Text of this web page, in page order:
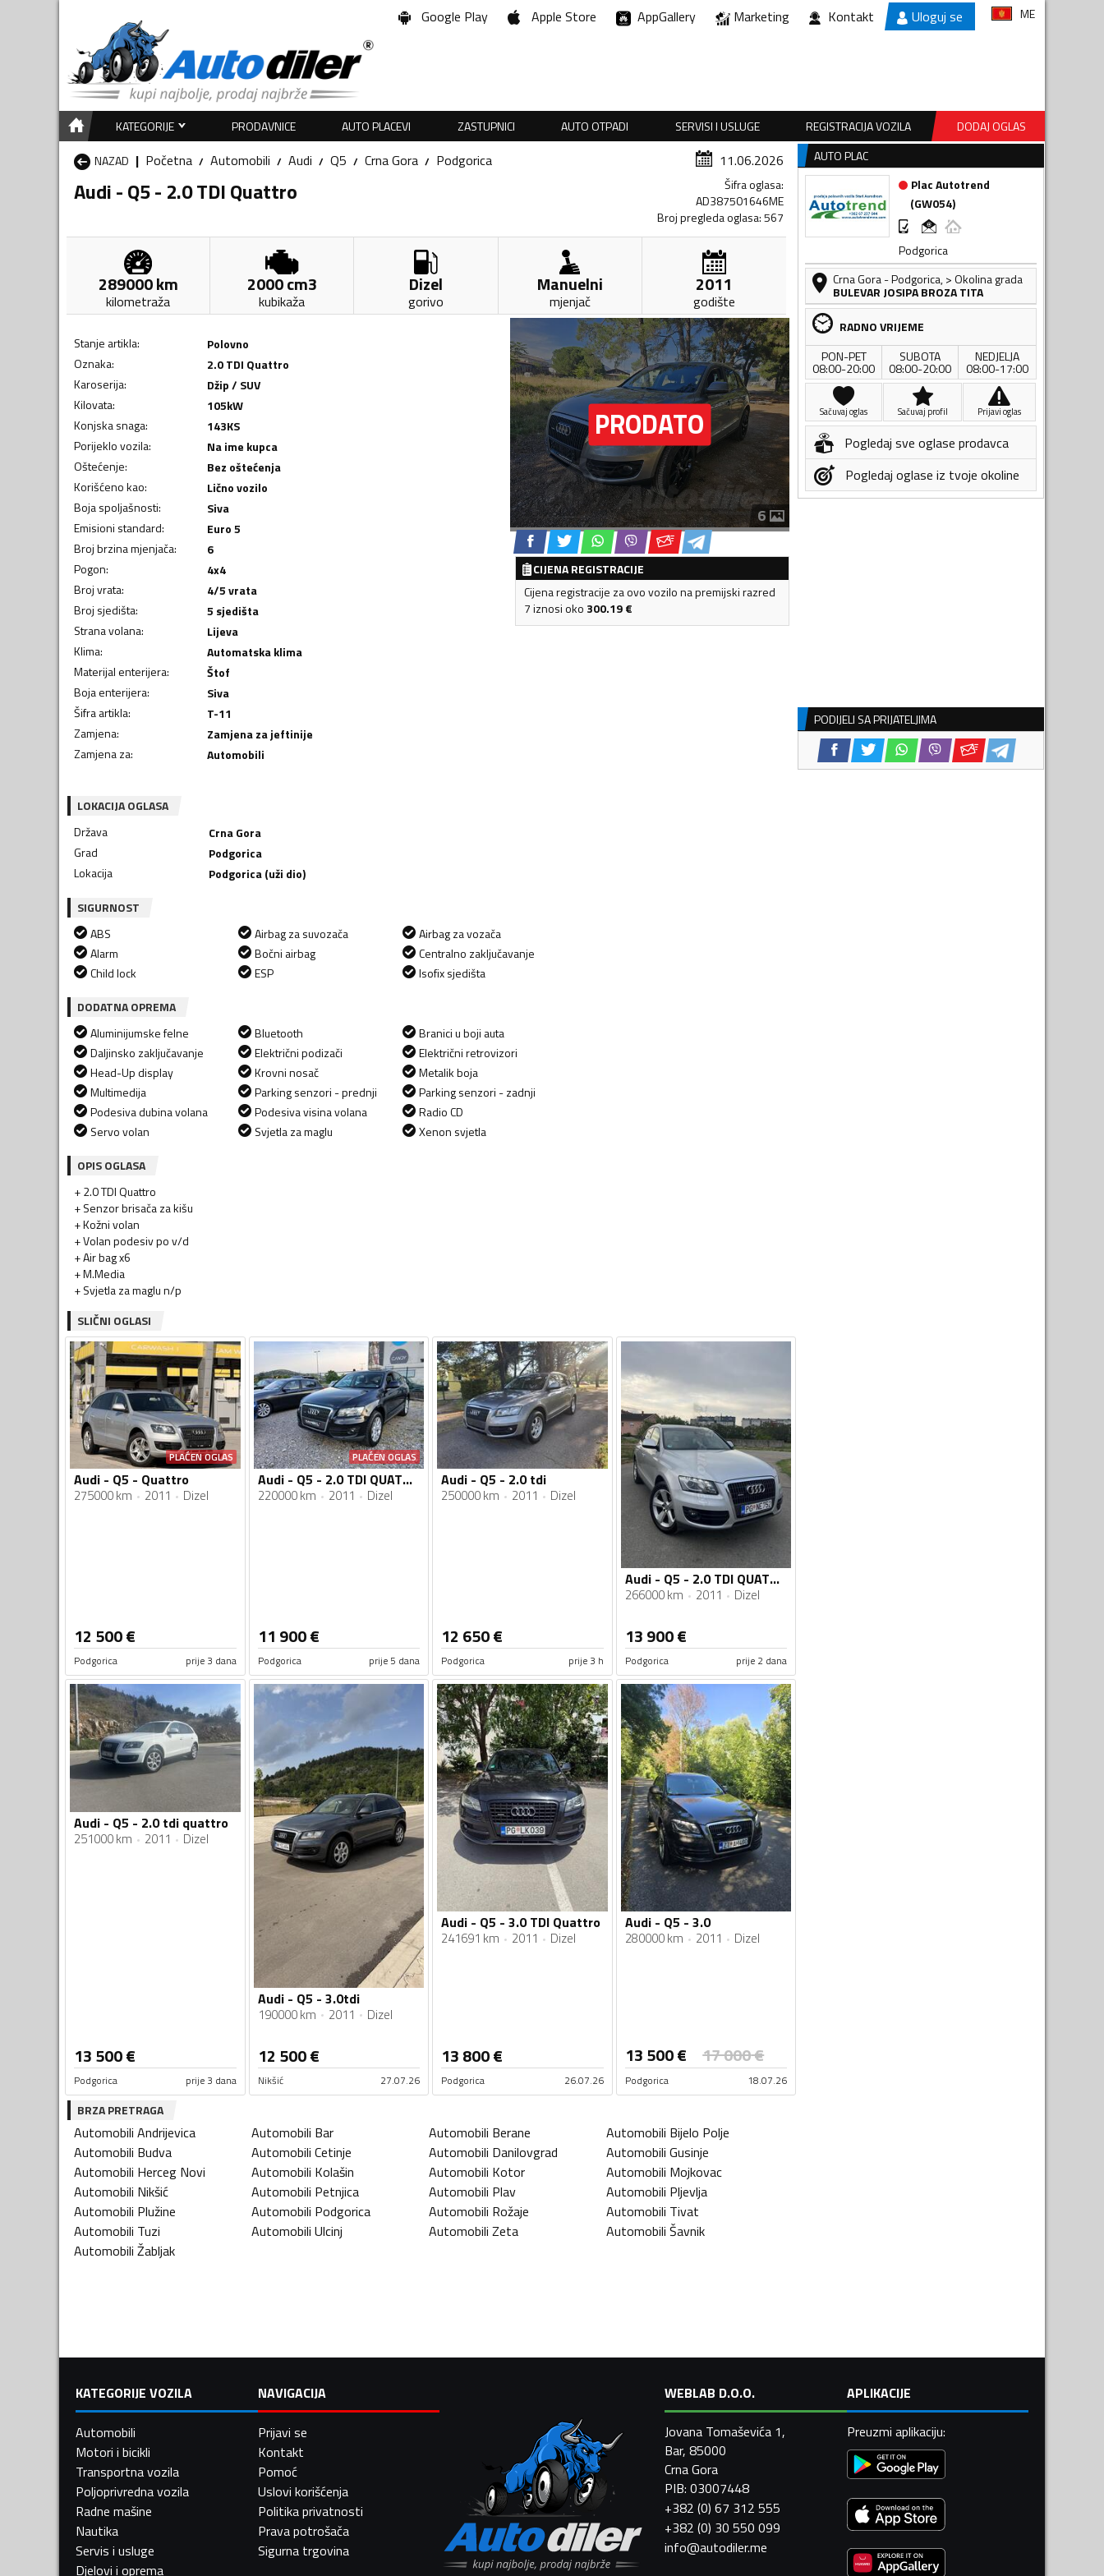
Google Play Apple Store AppGallery Marketing Kontakt Uloguj se ME
KATEGORIJE PRODAVNICE AUTO PLACEVI ZASTUPNICI AUTO OTPADI SERVISI I USLUGE REGISTRACIJA VOZILA
DODAJ OGLAS
NAZAD
Početna Automobili Audi Q5 Crna Gora Podgorica 11.06.2026
Audi - Q5 - 2.0 TDI Quattro Šifra oglasa:
AD387501646ME
Broj pregleda oglasa:567
289000km
kilometraža
2000cm3
kubikaža
Dizel
gorivo
Manuelni
mjenjač
2011
godište
Stanje artikla:
Polovno
Oznaka:
2.0 TDI Quattro
Karoserija:
Džip / SUV
Kilovata: 105kW
Konjska snaga: 143KS
Porijeklo vozila:
Na ime kupca
Oštećenje:
Bez oštećenja
Korišćeno kao:
Lično vozilo
Boja spoljašnosti:
Siva
Emisioni standard:
Euro 5
Broj brzina mjenjača:
6
Pogon:
4x4
Broj vrata:
4/5 vrata
Broj sjedišta:
5 sjedišta
Strana volana:
Lijeva
Klima:
Automatska klima
Materijal enterijera:
Štof
Boja enterijera:
Siva
Šifra artikla:
T-11
Zamjena:
Zamjena za jeftinije
Zamjena za: Automobili
6
CIJENA REGISTRACIJE
Cijena registracije za ovo vozilo na premijski razred
7 iznosi oko 300.19€
LOKACIJA OGLASA
Država
Crna Gora
Grad
Podgorica
Lokacija
Podgorica (uži dio)
SIGURNOST
ABS
Alarm
Child lock
Airbag za suvozača
Bočni airbag
ESP
Airbag za vozača
Centralno zaključavanje
Isofix sjedišta
DODATNA OPREMA
Aluminijumske felne
Daljinsko zaključavanje
Head-Up display
Multimedija
Podesiva dubina volana
Servo volan
Bluetooth
Električni podizači
Krovni nosač
Parking senzori - prednji
Podesiva visina volana
Svjetla za maglu
Branici u boji auta
Električni retrovizori
Metalik boja
Parking senzori - zadnji
Radio CD
Xenon svjetla
OPIS OGLASA
+ 2.0 TDI Quattro
+ Senzor brisača za kišu
+ Kožni volan
+ Volan podesiv po v/d
+ Air bag x6
+ M.Media
+ Svjetla za maglu n/p
SLIČNI OGLASI
PLAĆEN OGLAS
Audi - Q5 - Quattro
275000 km 2011 Dizel
12 500€
Podgorica prije 3 dana
PLAĆEN OGLAS
Audi - Q5 - 2.0 TDI QUATTRO
220000 km 2011 Dizel
11 900€
Podgorica prije 5 dana
Audi - Q5 - 2.0 tdi
250000 km 2011 Dizel
12 650€
Podgorica prije 3 h
Audi - Q5 - 2.0 TDI QUATTRO 3 x S-line
266000 km 2011 Dizel
13 900€
Podgorica prije 2 dana
Audi - Q5 - 2.0 tdi quattro
251000 km 2011 Dizel
13 500€
Podgorica prije 3 dana
Audi - Q5 - 3.0tdi
190000 km 2011 Dizel
12 500€
Nikšić 27.07.26
Audi - Q5 - 3.0 TDI Quattro
241691 km 2011 Dizel
13 800€
Podgorica 26.07.26
Audi - Q5 - 3.0
280000 km 2011 Dizel
13 500€ 17 000€
Podgorica 18.07.26
BRZA PRETRAGA
Automobili Andrijevica Automobili Bar Automobili Berane Automobili Bijelo Polje
Automobili Budva Automobili Cetinje Automobili Danilovgrad Automobili Gusinje
Automobili Herceg Novi Automobili Kolašin Automobili Kotor Automobili Mojkovac
Automobili Nikšić Automobili Petnjica Automobili Plav Automobili Pljevlja
Automobili Plužine Automobili Podgorica Automobili Rožaje Automobili Tivat
Automobili Tuzi Automobili Ulcinj Automobili Zeta Automobili Šavnik
Automobili Žabljak
AUTO PLAC
Plac Autotrend
(GW054)
Podgorica
Crna Gora-Podgorica,> Okolina grada
BULEVAR JOSIPA BROZA TITA
RADNO VRIJEME
PON-PET
08:00-20:00
SUBOTA
08:00-20:00
NEDJELJA
08:00-17:00
Sačuvaj oglas Sačuvaj profil Prijavi oglas
Pogledaj sve oglase prodavca
Pogledaj oglase iz tvoje okoline
PODIJELI SA PRIJATELJIMA
KATEGORIJE VOZILA
Automobili
Motori i bicikli
Transportna vozila
Poljoprivredna vozila
Radne mašine
Nautika
Servis i usluge
Djelovi i oprema
NAVIGACIJA
Prijavi se
Kontakt
Pomoć
Uslovi korišćenja
Politika privatnosti
Prava potrošača
Sigurna trgovina
WEBLAB D.O.O.
Jovana Tomaševića 1,
Bar, 85000
Crna Gora
PIB: 03007448
+382 (0) 67 312 555
+382 (0) 30 550 099
info@autodiler.me
APLIKACIJE
Preuzmi aplikaciju: